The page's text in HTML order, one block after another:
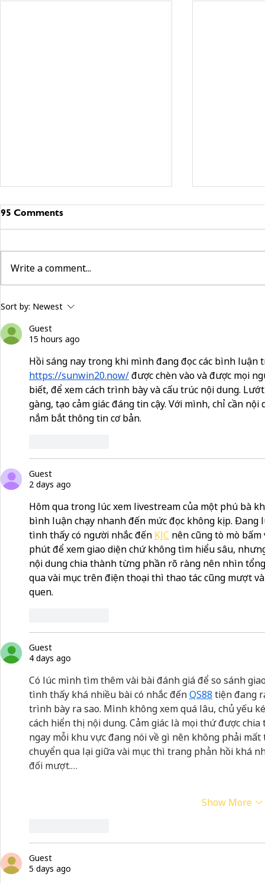
building community beyond
services
95 Comments
Write a comment...
Sort by: Newest
Guest
15 hours ago
Hồi sáng nay trong khi mình đang đọc các bình
https://sunwin20.now/ được chèn vào và được mọi
biết, để xem cách trình bày và cấu trúc nội dung.
gàng, tạo cảm giác đáng tin cậy. Với mình, chỉ cần
nắm bắt thông tin cơ bản.
Guest
2 days ago
Hôm qua trong lúc xem livestream của một phú bà
bình luận chạy nhanh đến mức đọc không kịp.
tình thấy có người nhắc đến KJC nên cũng tò mò
phút để xem giao diện chứ không tìm hiểu sâu,
nội dung chia thành từng phần rõ ràng nên nhìn
qua vài mục trên điện thoại thì thao tác cũng mượt
quen.
Guest
4 days ago
Có lúc mình tìm thêm vài bài đánh giá để so sánh
tình thấy khá nhiều bài có nhắc đến QS88 tiện đang
trình bày ra sao. Mình không xem quá lâu, chủ yếu
cách hiển thị nội dung. Cảm giác là mọi thứ được
ngay mỗi khu vực đang nói về gì nên không phải
chuyển qua lại giữa vài mục thì trang phản hồi khá
đối mượt.…
Show More
Guest
5 days ago